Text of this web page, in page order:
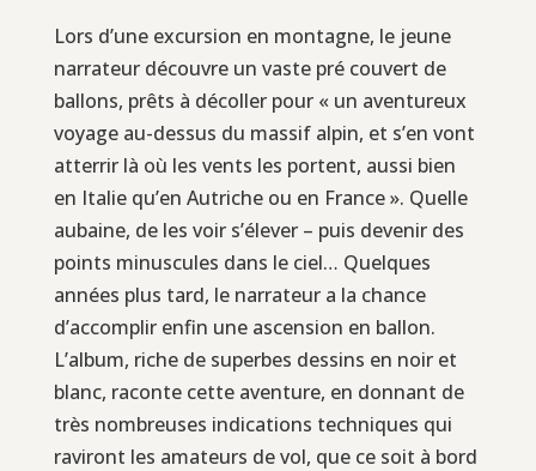
Lors d’une excursion en montagne, le jeune
narrateur découvre un vaste pré couvert de
ballons, prêts à décoller pour « un aventureux
voyage au-dessus du massif alpin, et s’en vont
atterrir là où les vents les portent, aussi bien
en Italie qu’en Autriche ou en France ». Quelle
aubaine, de les voir s’élever – puis devenir des
points minuscules dans le ciel… Quelques
années plus tard, le narrateur a la chance
d’accomplir enfin une ascension en ballon.
L’album, riche de superbes dessins en noir et
blanc, raconte cette aventure, en donnant de
très nombreuses indications techniques qui
raviront les amateurs de vol, que ce soit à bord